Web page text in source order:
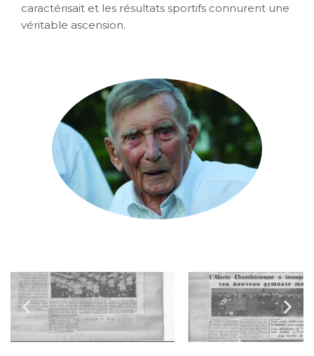
caractérisait et les résultats sportifs connurent une
véritable ascension.